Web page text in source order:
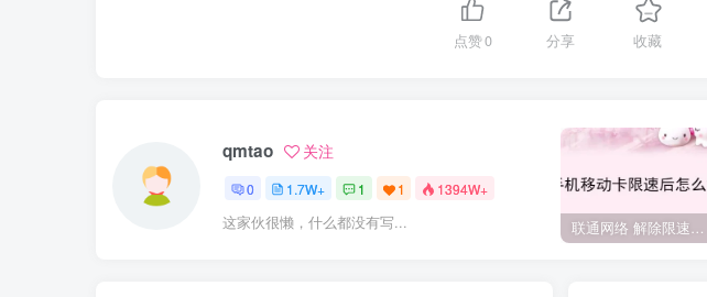
点赞0 分享 收藏
qmtao 关注
0 1.7W+ 1 1 1394W+
这家伙很懒，什么都没有写... 联通网络 解除限速方法参考！畅享、畅玩、老白干等及其它地区自测了